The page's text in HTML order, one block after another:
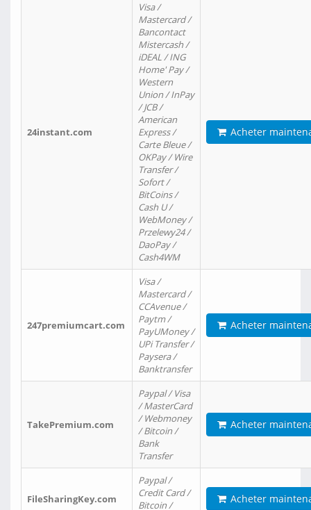
24instant.com
Visa /
Mastercard /
Bancontact
Mistercash /
iDEAL / ING
Home' Pay /
Western
Union / InPay
/ JCB /
American
Express /
Carte Bleue /
OKPay / Wire
Transfer /
Sofort /
BitCoins /
Cash U /
WebMoney /
Przelewy24 /
DaoPay /
Cash4WM
Acheter
247premiumcart.com
Visa /
Mastercard /
CCAvenue /
Paytm /
PayUMoney /
UPi Transfer /
Paysera /
Banktransfer
Acheter
TakePremium.com
Paypal / Visa
/ MasterCard
/ Webmoney
/ Bitcoin /
Bank
Transfer
Acheter
FileSharingKey.com
Paypal /
Credit Card /
Bitcoin /
Acheter